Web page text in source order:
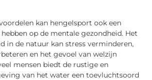
kan hengelsport ook een
op de mentale gezondheid. Het
in de natuur kan stress verminderen,
en het gevoel van welzijn
mensen biedt de rustige en
van het water een toevluchtsoord